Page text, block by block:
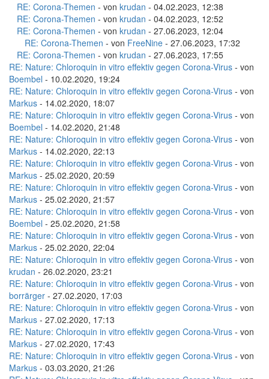
RE: Corona-Themen - von krudan - 04.02.2023, 12:38
RE: Corona-Themen - von krudan - 04.02.2023, 12:52
RE: Corona-Themen - von krudan - 27.06.2023, 12:04
RE: Corona-Themen - von FreeNine - 27.06.2023, 17:32
RE: Corona-Themen - von krudan - 27.06.2023, 17:55
RE: Nature: Chloroquin in vitro effektiv gegen Corona-Virus - von
Boembel - 10.02.2020, 19:24
RE: Nature: Chloroquin in vitro effektiv gegen Corona-Virus - von
Markus - 14.02.2020, 18:07
RE: Nature: Chloroquin in vitro effektiv gegen Corona-Virus - von
Boembel - 14.02.2020, 21:48
RE: Nature: Chloroquin in vitro effektiv gegen Corona-Virus - von
Markus - 14.02.2020, 22:13
RE: Nature: Chloroquin in vitro effektiv gegen Corona-Virus - von
Markus - 25.02.2020, 20:59
RE: Nature: Chloroquin in vitro effektiv gegen Corona-Virus - von
Markus - 25.02.2020, 21:57
RE: Nature: Chloroquin in vitro effektiv gegen Corona-Virus - von
Boembel - 25.02.2020, 21:58
RE: Nature: Chloroquin in vitro effektiv gegen Corona-Virus - von
Markus - 25.02.2020, 22:04
RE: Nature: Chloroquin in vitro effektiv gegen Corona-Virus - von
krudan - 26.02.2020, 23:21
RE: Nature: Chloroquin in vitro effektiv gegen Corona-Virus - von
borrärger - 27.02.2020, 17:03
RE: Nature: Chloroquin in vitro effektiv gegen Corona-Virus - von
Markus - 27.02.2020, 17:13
RE: Nature: Chloroquin in vitro effektiv gegen Corona-Virus - von
Markus - 27.02.2020, 17:43
RE: Nature: Chloroquin in vitro effektiv gegen Corona-Virus - von
Markus - 03.03.2020, 21:26